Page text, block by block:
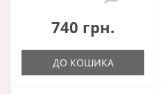
740 грн.
ДО КОШИКА